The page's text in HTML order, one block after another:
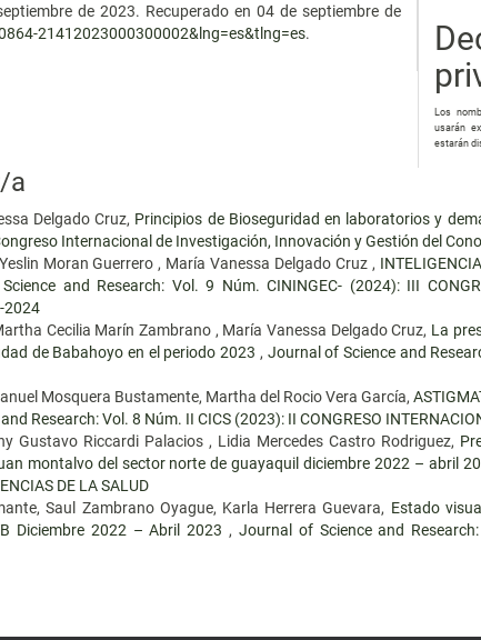
de 2023. Recuperado en 04 de septiembre de
21412023000300002&lng=es&tlng=es.
Los
usarán
estarán
a
Delgado Cruz, Principios de Bioseguridad en laboratorios y
Internacional de Investigación, Innovación y Gestión del
Moran Guerrero , María Vanessa Delgado Cruz ,
and Research: Vol. 9 Núm. CININGEC- (2024): III
2024
Cecilia Marín Zambrano , María Vanessa Delgado Cruz, La
de Babahoyo en el periodo 2023 , Journal of Science and
Mosquera Bustamente, Martha del Rocio Vera García,
Research: Vol. 8 Núm. II CICS (2023): II CONGRESO
Gustavo Riccardi Palacios , Lidia Mercedes Castro Rodriguez,
montalvo del sector norte de guayaquil diciembre 2022 – abril
DE LA SALUD
Saul Zambrano Oyague, Karla Herrera Guevara, Estado
Diciembre 2022 – Abril 2023 , Journal of Science and